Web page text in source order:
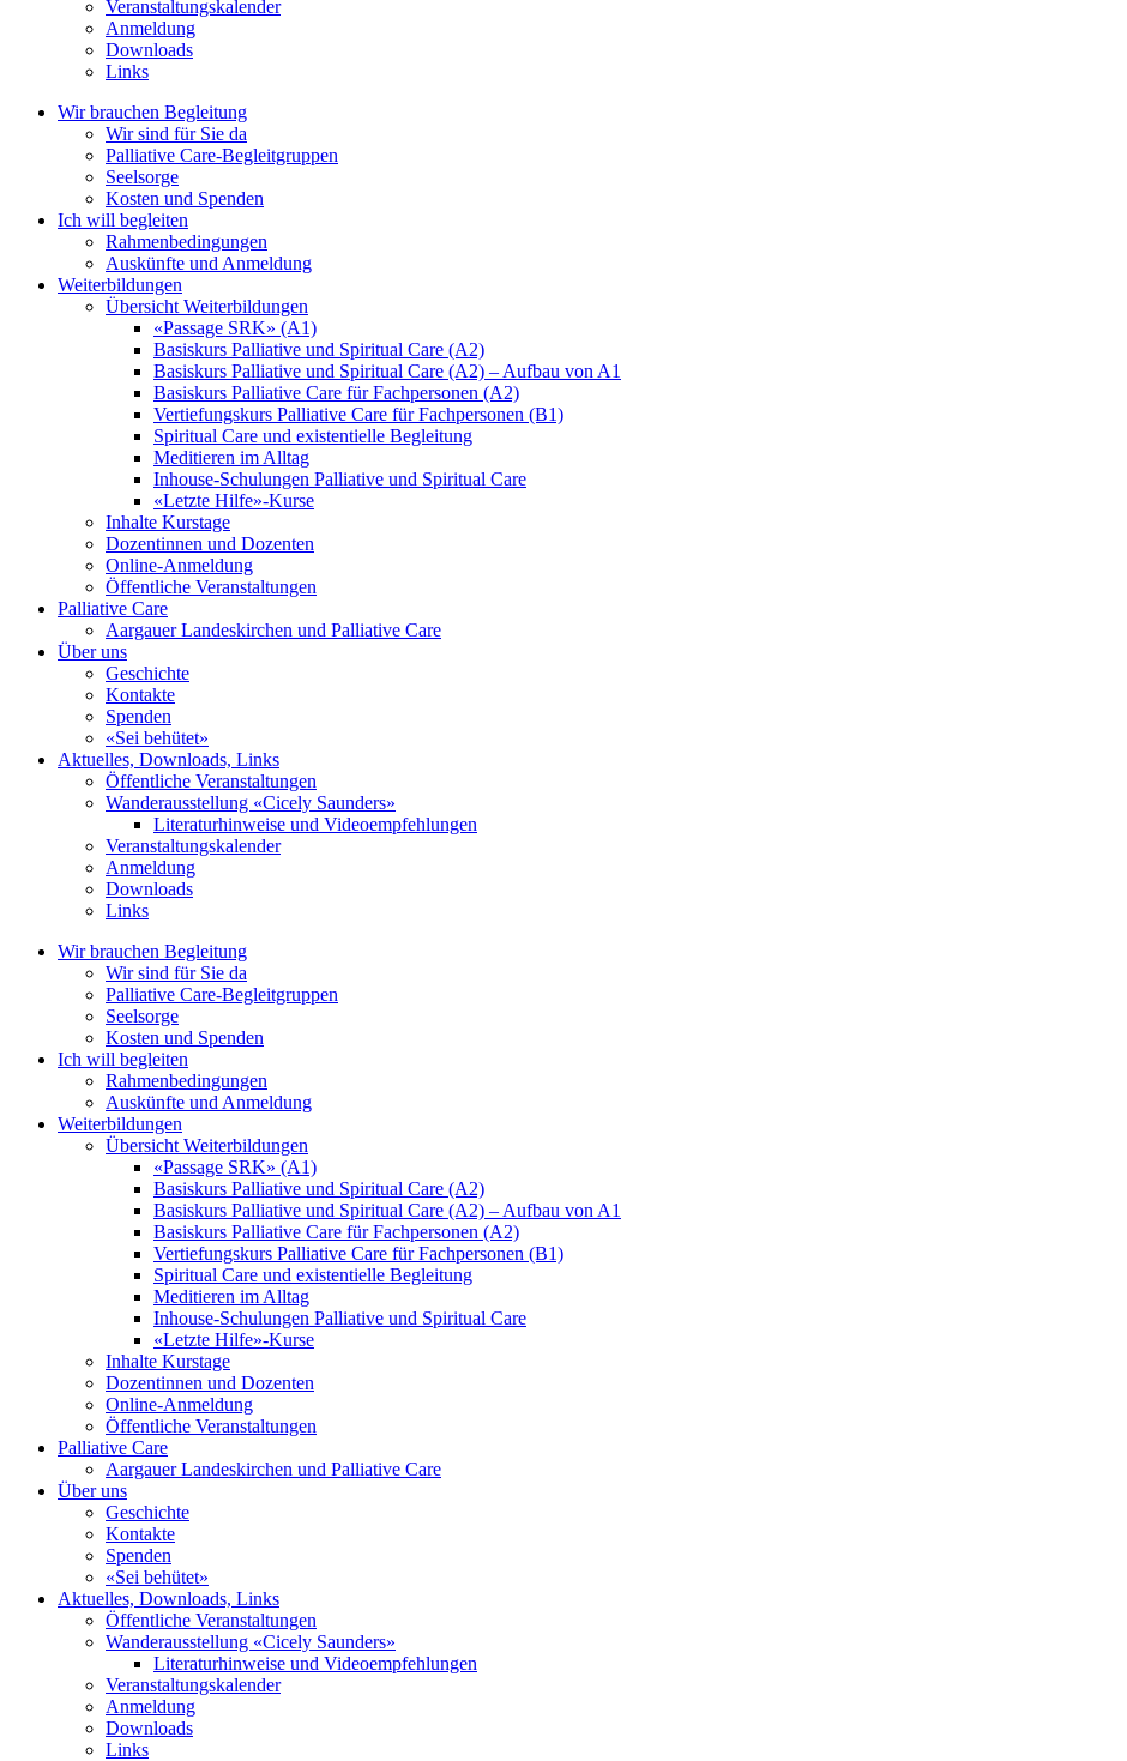
Veranstaltungskalender
Anmeldung
Downloads
Links
Wir brauchen Begleitung
Wir sind für Sie da
Palliative Care-Begleitgruppen
Seelsorge
Kosten und Spenden
Ich will begleiten
Rahmenbedingungen
Auskünfte und Anmeldung
Weiterbildungen
Übersicht Weiterbildungen
«Passage SRK» (A1)
Basiskurs Palliative und Spiritual Care (A2)
Basiskurs Palliative und Spiritual Care (A2) – Aufbau von A1
Basiskurs Palliative Care für Fachpersonen (A2)
Vertiefungskurs Palliative Care für Fachpersonen (B1)
Spiritual Care und existentielle Begleitung
Meditieren im Alltag
Inhouse-Schulungen Palliative und Spiritual Care
«Letzte Hilfe»-Kurse
Inhalte Kurstage
Dozentinnen und Dozenten
Online-Anmeldung
Öffentliche Veranstaltungen
Palliative Care
Aargauer Landeskirchen und Palliative Care
Über uns
Geschichte
Kontakte
Spenden
«Sei behütet»
Aktuelles, Downloads, Links
Öffentliche Veranstaltungen
Wanderausstellung «Cicely Saunders»
Literaturhinweise und Videoempfehlungen
Veranstaltungskalender
Anmeldung
Downloads
Links
Wir brauchen Begleitung
Wir sind für Sie da
Palliative Care-Begleitgruppen
Seelsorge
Kosten und Spenden
Ich will begleiten
Rahmenbedingungen
Auskünfte und Anmeldung
Weiterbildungen
Übersicht Weiterbildungen
«Passage SRK» (A1)
Basiskurs Palliative und Spiritual Care (A2)
Basiskurs Palliative und Spiritual Care (A2) – Aufbau von A1
Basiskurs Palliative Care für Fachpersonen (A2)
Vertiefungskurs Palliative Care für Fachpersonen (B1)
Spiritual Care und existentielle Begleitung
Meditieren im Alltag
Inhouse-Schulungen Palliative und Spiritual Care
«Letzte Hilfe»-Kurse
Inhalte Kurstage
Dozentinnen und Dozenten
Online-Anmeldung
Öffentliche Veranstaltungen
Palliative Care
Aargauer Landeskirchen und Palliative Care
Über uns
Geschichte
Kontakte
Spenden
«Sei behütet»
Aktuelles, Downloads, Links
Öffentliche Veranstaltungen
Wanderausstellung «Cicely Saunders»
Literaturhinweise und Videoempfehlungen
Veranstaltungskalender
Anmeldung
Downloads
Links